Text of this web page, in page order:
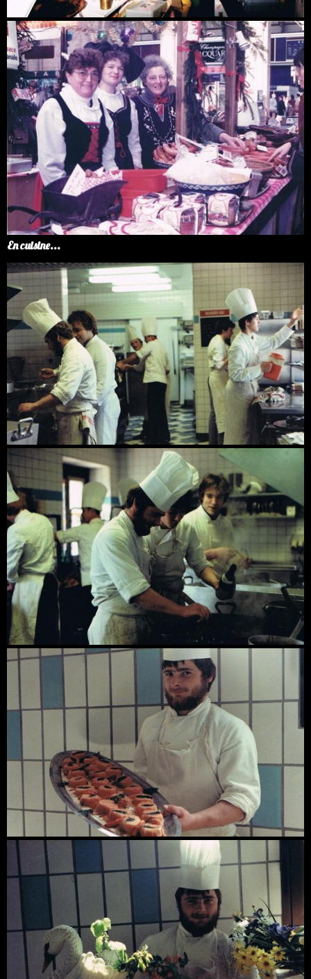
En cuisine...